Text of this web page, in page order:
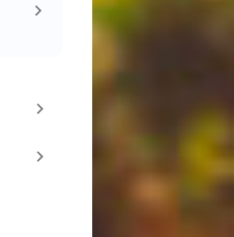
keyboard_arrow_right
keyboard_arrow_right